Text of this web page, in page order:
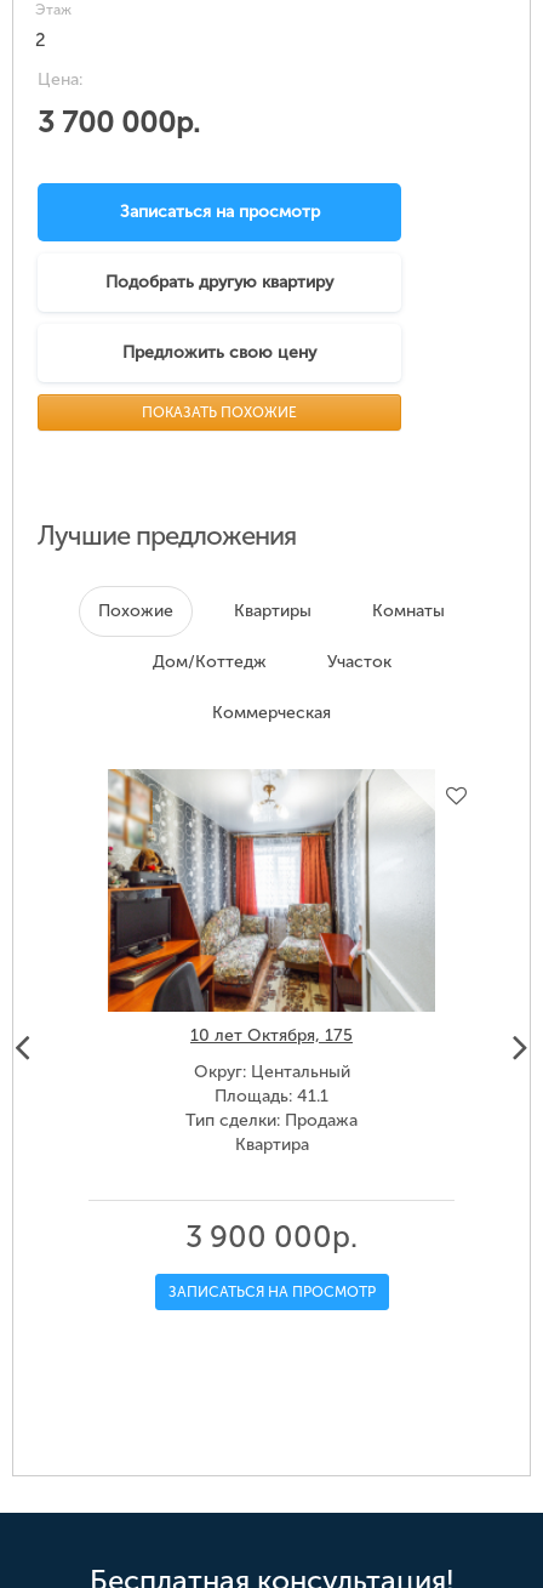
Этаж
2
Цена:
3 700 000р.
Записаться на просмотр
Подобрать другую квартиру
Предложить свою цену
ПОКАЗАТЬ ПОХОЖИЕ
Лучшие предложения
Похожие Квартиры Комнаты
Дом/Коттедж Участок
Коммерческая
10 лет Октября, 175
Округ: Центальный
Площадь: 41.1
Тип сделки: Продажа
Квартира
3 900 000р.
ЗАПИСАТЬСЯ НА ПРОСМОТР
Бесплатная консультация!